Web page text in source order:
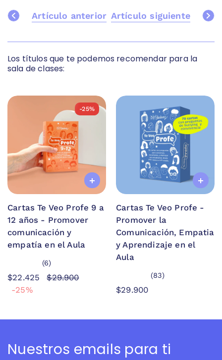
Artículo anterior Artículo siguiente
Los títulos que te podemos recomendar para la
sala de clases:
-25%
Cartas Te Veo Profe 9 a
12 años - Promover
comunicación y
empatía en el Aula
(6)
$22.425
$29.900
-25%
Cartas Te Veo Profe -
Promover la
Comunicación, Empatia
y Aprendizaje en el
Aula
(83)
$29.900
Nuestros emails para ti